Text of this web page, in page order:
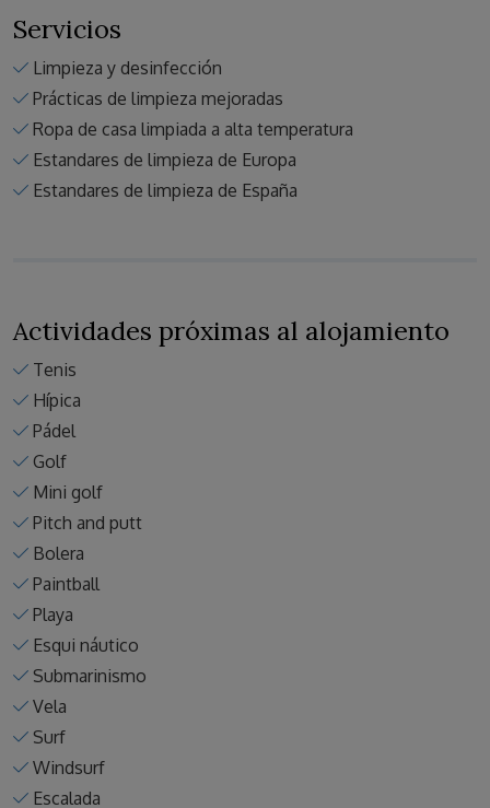
Servicios
Limpieza y desinfección
Prácticas de limpieza mejoradas
Ropa de casa limpiada a alta temperatura
Estandares de limpieza de Europa
Estandares de limpieza de España
Actividades próximas al alojamiento
Tenis
Hípica
Pádel
Golf
Mini golf
Pitch and putt
Bolera
Paintball
Playa
Esqui náutico
Submarinismo
Vela
Surf
Windsurf
Escalada